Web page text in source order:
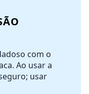
Postar comentário
com o
Ao usar a
usar